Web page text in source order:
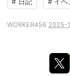
WORKER456 2025-